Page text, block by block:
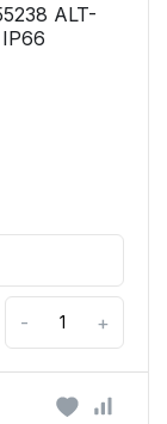
ALT-
- +